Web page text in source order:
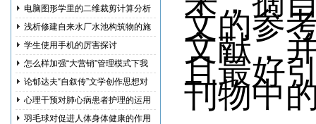
文的参
文献，
且最好
刊物中
电脑图形学里的二维裁剪计算分析
浅析修建自来水厂水池构筑物的施
工措学生使用手机的厉害探讨
怎么样加强“大营销”管理模式下我
国 论郁达夫“自叙传”文学创作思想对
其 心理干预对肺心病患者护理的运用
研究羽毛球对促进人体身体健康的作用